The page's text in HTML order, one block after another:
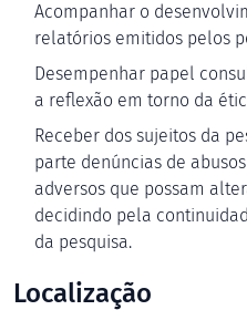
Acompanhar o
relatórios emitidos pelos
Desempenhar papel
a reflexão em torno da
Receber dos sujeitos da
parte denúncias de
adversos que possam
decidindo pela
da pesquisa.
Localização